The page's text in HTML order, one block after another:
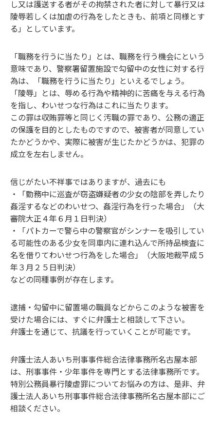
し又は護送する者がその拘禁された者に対して暴行又は
陵辱若しくは加虐の行為をしたときも、前項と同様とす
る」としています。
「職務を行うに当たり」とは、職務を行う機会にという
意味であり、警察署留置施設で勾留中の女性に対する行
為は、「職務を行うに当たり」といえるでしょう。
「陵辱」とは、辱める行為や精神的に苦痛を与える行為
を指し、わいせつな行為はこれに当たります。
この罪は収賄罪等と同じく汚職の罪であり、公務の適正
の保護を目的としたものですので、被害者が同意してい
たかどうかや、実際に被害が生じたかどうかは、犯罪の
成立を左右しません。
信じがたい不祥事ではありますが、過去にも
・「勤務中に巡査が窃盗嫌疑者の少女の陰部を弄したり
姦淫するなどのわいせつ、姦淫行為を行った場合」（大
審院大正４年６月１日判決）
・「パトカーで警ら中の警察官がシンナーを吸引してい
る可能性のある少女を同車内に連れ込んで所持品検査に
名を借りてわいせつ行為をした場合」（大阪地裁平成５
年３月２５日判決）
などの同種事例が存在します。
逮捕・勾留中に留置場の職員などからこのような被害を
受けた場合には、すぐに弁護士と相談して下さい。
弁護士を通じて、抗議を行っていくことが可能です。
弁護士法人あいち刑事事件総合法律事務所名古屋本部
は、刑事事件・少年事件を専門とする法律事務所です。
特別公務員暴行陵虐罪についてお悩みの方は、是非、弁
護士法人あいち刑事事件総合法律事務所名古屋本部にご
相談ください。